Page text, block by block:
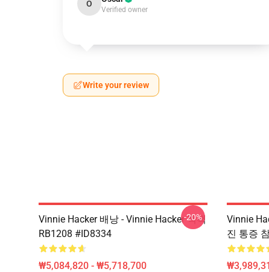
O
Verified owner
Write your review
Vinnie Hacker 배낭 - Vinnie Hacker 백팩
RB1208 #ID8334
₩5,084,820 - ₩5,718,700
-20%
Vinnie
진 통증